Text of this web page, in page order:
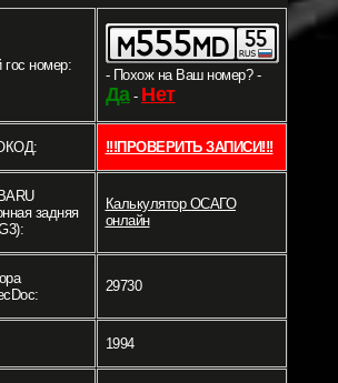
гос номер:
- Похож на Ваш номер? -
Да- Нет
!!!ПРОВЕРИТЬ ЗАПИСИ!!!
задняя
Калькулятор ОСАГО
онлайн
29730
1994